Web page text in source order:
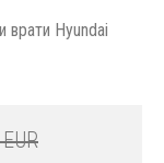
врати Hyundai